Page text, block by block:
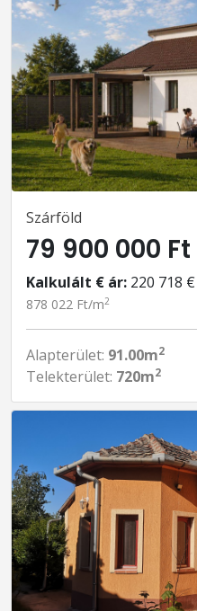
Szárföld
79 900 000 Ft
Kalkulált € ár: 220 718 €
878 022 Ft/m2
Alapterület: 91.00m2
Telekterület: 720m2